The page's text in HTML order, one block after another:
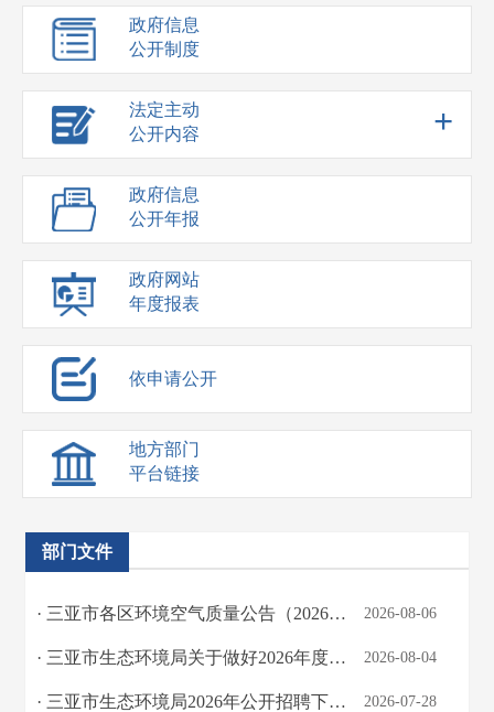
政府信息
公开制度
法定主动
公开内容
+
政府信息
公开年报
政府网站
年度报表
依申请公开
地方部门
平台链接
部门文件
· 三亚市各区环境空气质量公告（2026年7月） 2026-08-06
· 三亚市生态环境局关于做好2026年度生态环境领域专业技术人员职称评审工作的通知 2026-08-04
· 三亚市生态环境局2026年公开招聘下属事业单位工作人员公告（第7号） 2026-07-28